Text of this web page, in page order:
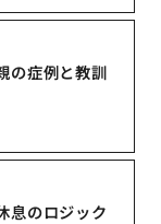
の症例と教訓
息のロジック